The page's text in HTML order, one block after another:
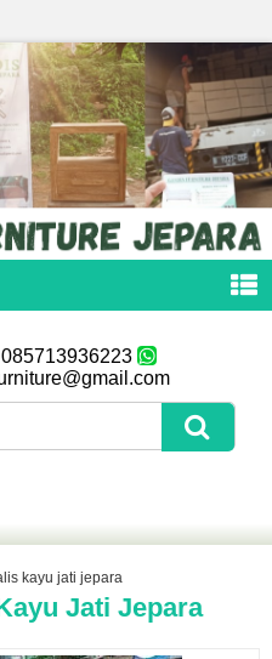
kayu jati jepara
Jati Jepara